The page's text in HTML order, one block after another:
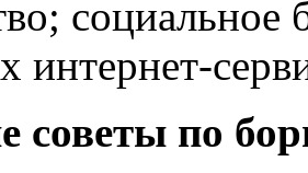
интернет-
советы по